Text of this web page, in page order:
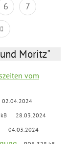
6
7
Moritz"
vom
02.04.2024
28.03.2024
04.03.2024